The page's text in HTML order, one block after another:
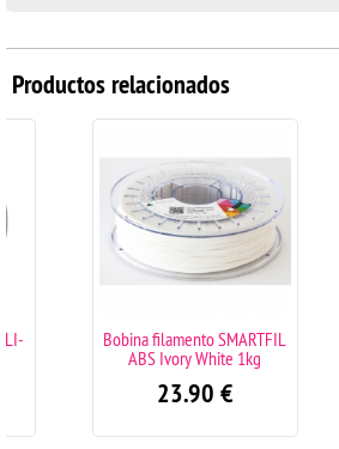
Productos relacionados
Bobina filamento SMARTFIL
ABS Ivory White 1kg
23.90€